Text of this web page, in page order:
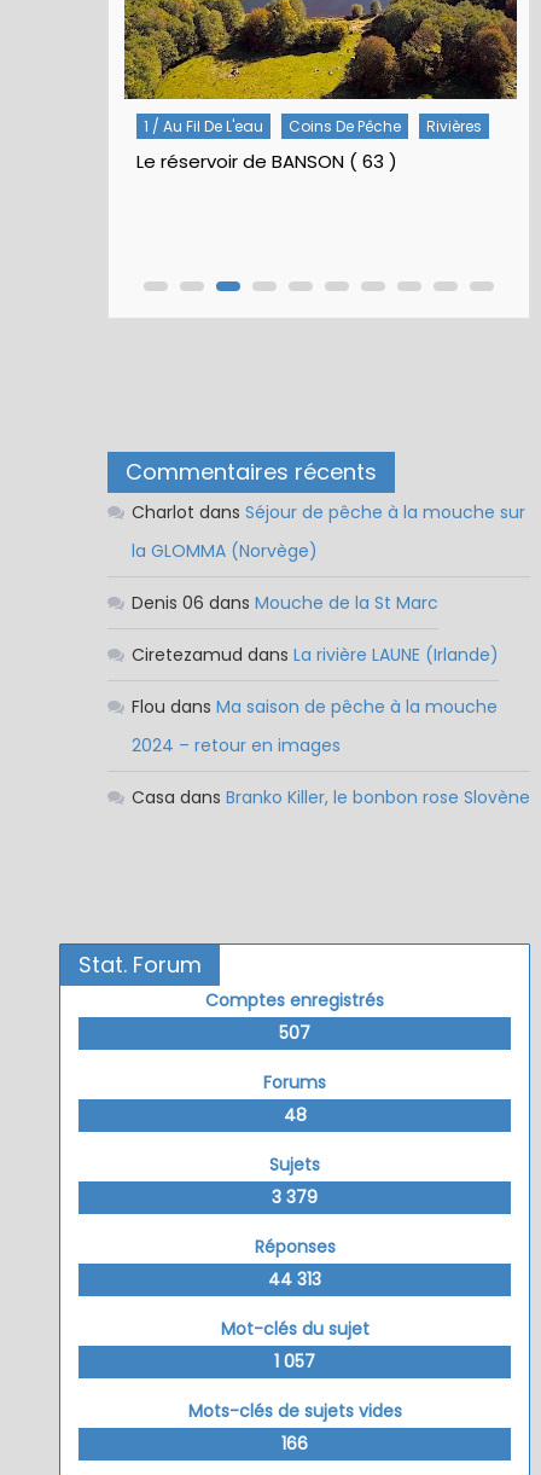
5 / Fiches Montage Artificielles
Commentaires récents
Charlot dans Séjour de pêche à la mouche sur
la GLOMMA (Norvège)
Denis 06 dans Mouche de la St Marc
Ciretezamud dans La rivière LAUNE (Irlande)
Flou dans Ma saison de pêche à la mouche
2024 – retour en images
Casa dans Branko Killer, le bonbon rose Slovène
Stat. Forum
Comptes enregistrés
507
Forums
48
Sujets
3 379
Réponses
44 313
Mot-clés du sujet
1 057
Mots-clés de sujets vides
166